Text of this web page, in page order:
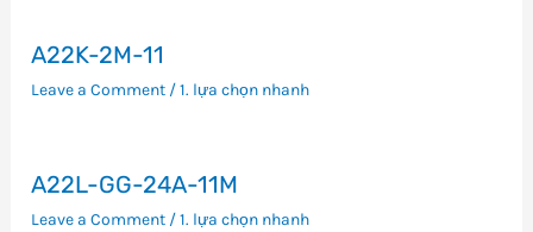
A22K-2M-11
Leave a Comment /1. lựa chọn nhanh
A22L-GG-24A-11M
Leave a Comment /1. lựa chọn nhanh